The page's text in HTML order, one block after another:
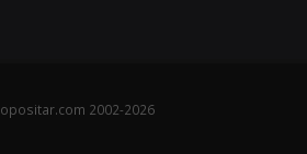
opositar.com 2002-2026